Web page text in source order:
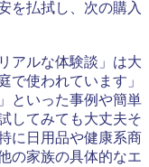
を払拭し、次の購入
アルな体験談」は大
で使われています」
といった事例や簡単
してみても大丈夫そ
に日用品や健康系商
の家族の具体的なエ